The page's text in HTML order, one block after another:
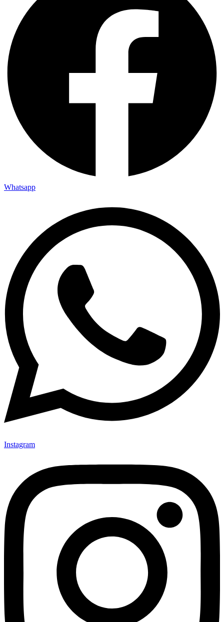
Whatsapp
Instagram